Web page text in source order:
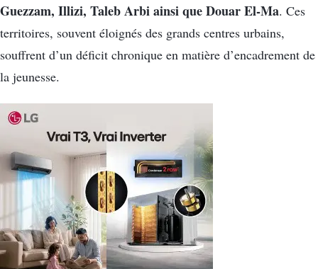
Guezzam, Illizi, Taleb Arbi ainsi que Douar El-Ma. Ces
territoires, souvent éloignés des grands centres urbains,
souffrent d’un déficit chronique en matière d’encadrement de
la jeunesse.